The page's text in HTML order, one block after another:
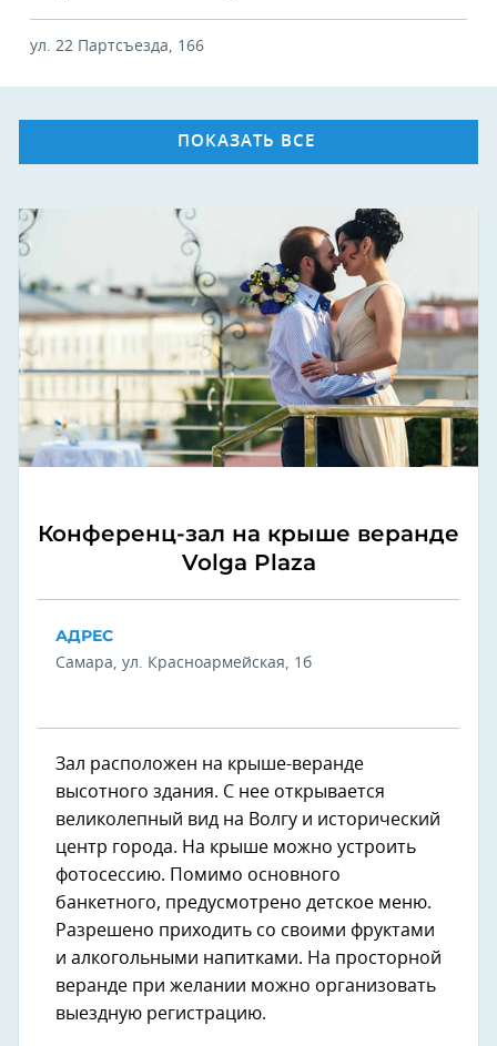
ул. 22 Партсъезда, 166
ПОКАЗАТЬ ВСЕ
Конференц-зал на крыше веранде
Volga Plaza
АДРЕС
Самара, ул. Красноармейская, 1б
Зал расположен на крыше-веранде
высотного здания. С нее открывается
великолепный вид на Волгу и исторический
центр города. На крыше можно устроить
фотосессию. Помимо основного
банкетного, предусмотрено детское меню.
Разрешено приходить со своими фруктами
и алкогольными напитками. На просторной
веранде при желании можно организовать
выездную регистрацию.